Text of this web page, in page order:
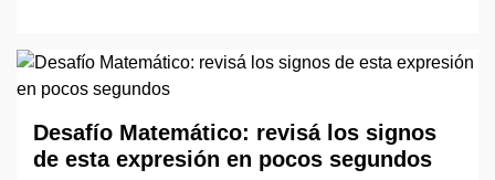
Desafío Matemático: revisá los signos
de esta expresión en pocos segundos